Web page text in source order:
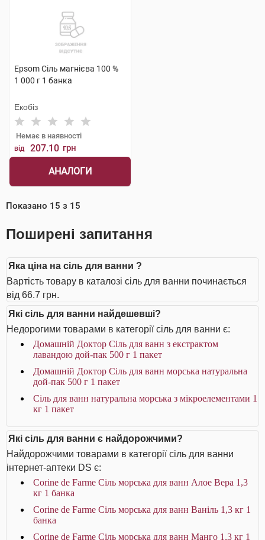
Epsom Сіль магнієва 100 %
1 000 г 1 банка
Екобіз
Немає в наявності
від 207.10 грн
АНАЛОГИ
Показано 15 з 15
Поширені запитання
Яка ціна на сіль для ванни ?
Вартість товару в каталозі сіль для ванни починається
від 66.7 грн.
Які сіль для ванни найдешевші?
Недорогими товарами в категорії сіль для ванни є:
Домашній Доктор Сіль для ванн з екстрактом
лавандою дой-пак 500 г 1 пакет
Домашній Доктор Сіль для ванн морська натуральна
дой-пак 500 г 1 пакет
Сіль для ванн натуральна морська з мікроелементами 1
кг 1 пакет
Які сіль для ванни є найдорожчими?
Найдорожчими товарами в категорії сіль для ванни
інтернет-аптеки DS є:
Corine de Farme Сіль морська для ванн Алое Вера 1,3
кг 1 банка
Corine de Farme Сіль морська для ванн Ваніль 1,3 кг 1
банка
Corine de Farme Сіль морська для ванн Манго 1,3 кг 1